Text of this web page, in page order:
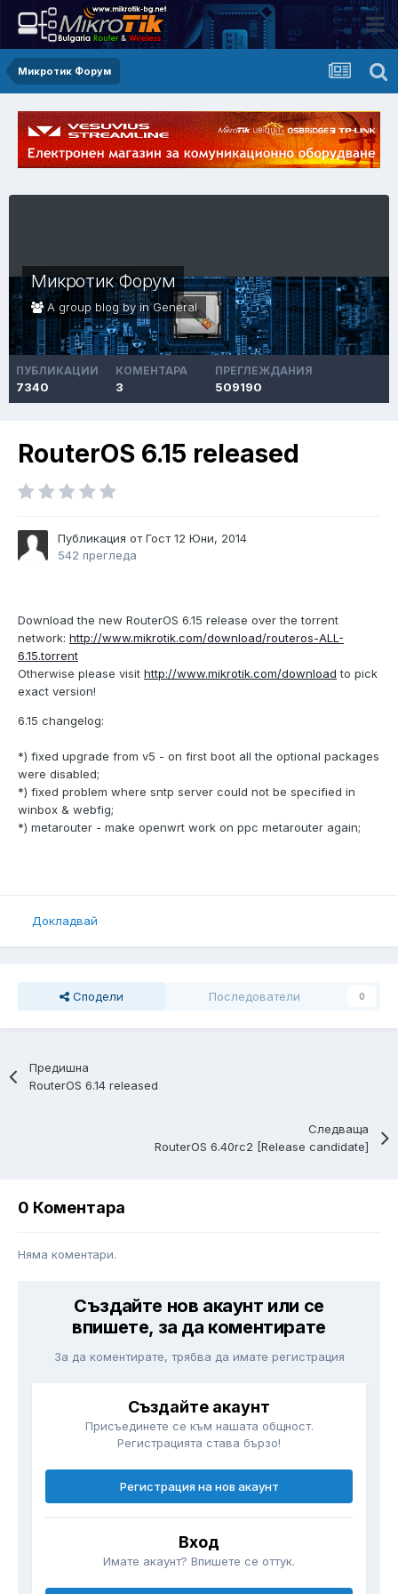
Микротик Форум
Микротик Форум
A group blog by inGeneral
ПУБЛИКАЦИИ
7340
КОМЕНТАРА
3
ПРЕГЛЕЖДАНИЯ
509190
RouterOS 6.15 released
Публикация от Гост12 Юни, 2014
542 прегледа
Download the new RouterOS 6.15 release over the torrent
network: http://www.mikrotik.com/download/routeros-ALL-
6.15.torrent
Otherwise please visit http://www.mikrotik.com/download to pick
exact version!
6.15 changelog:
*) fixed upgrade from v5 - on first boot all the optional packages
were disabled;
*) fixed problem where sntp server could not be specified in
winbox & webfig;
*) metarouter - make openwrt work on ppc metarouter again;
Докладвай
Сподели Последователи 0
Предишна
RouterOS 6.14 released
Следваща
RouterOS 6.40rc2 [Release candidate]
0 Коментара
Няма коментари.
Създайте нов акаунт или се
впишете, за да коментирате
За да коментирате, трябва да имате регистрация
Създайте акаунт
Присъединете се към нашата общност.
Регистрацията става бързо!
Регистрация на нов акаунт
Вход
Имате акаунт? Впишете се оттук.